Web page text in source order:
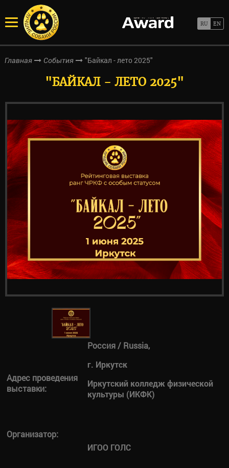
Главная События "Байкал - лето 2025"
"БАЙКАЛ - ЛЕТО 2025"
Адрес проведения
выставки:
Россия / Russia,
г. Иркутск
Иркутский колледж физической
культуры (ИКФК)
Организатор:
ИГОО ГОЛС